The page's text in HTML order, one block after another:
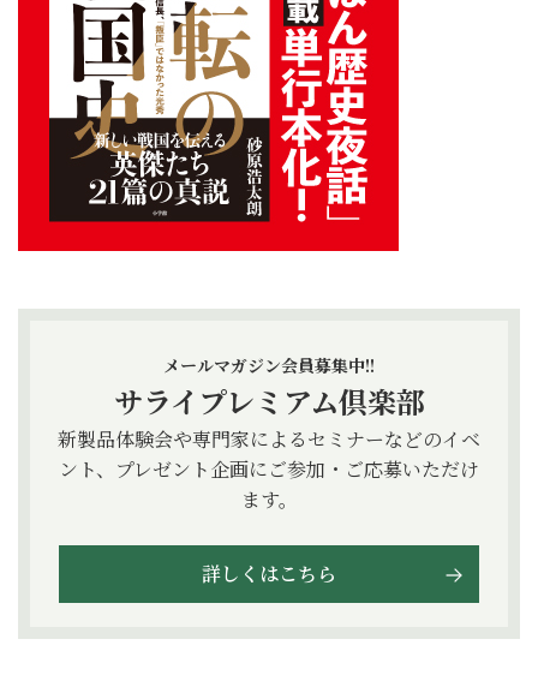
メールマガジン会員募集中!!
サライプレミアム倶楽部
新製品体験会や専門家によるセミナーなどのイベ
ント、プレゼント企画にご参加・ご応募いただけ
ます。
詳しくはこちら